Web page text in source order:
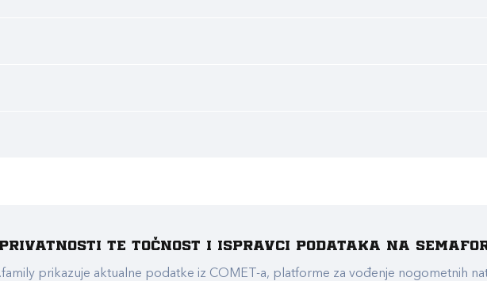
te točnost i ispravci podataka na
prikazuje aktualne podatke iz COMET-a, platforme za vođenje nogometnih